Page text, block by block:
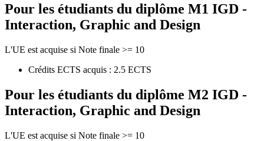
Pour les étudiants du diplôme M1 IGD -
Interaction, Graphic and Design
L'UE est acquise si Note finale >= 10
Crédits ECTS acquis : 2.5 ECTS
Pour les étudiants du diplôme M2 IGD -
Interaction, Graphic and Design
L'UE est acquise si Note finale >= 10